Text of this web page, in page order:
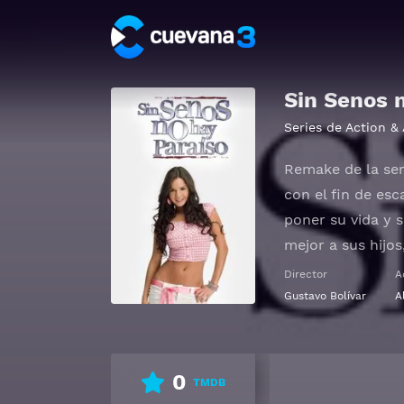
Sin Senos
Series de Action &
Remake de la
con el fin de
poner su vida y
mejor a sus
camino. A pesar
Ver Sin Senos
Director
Gustavo Bolívar
0 TMDB